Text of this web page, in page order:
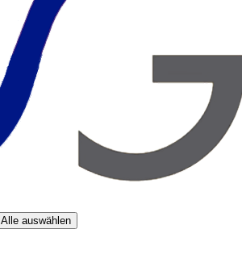
Alle auswählen